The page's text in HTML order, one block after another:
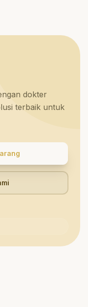
dokter
terbaik untuk